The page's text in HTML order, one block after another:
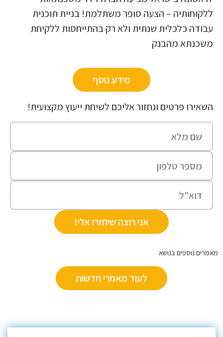
– הצעה סופר משתלמת! בניית תוכנית
כלכלית שנתית ולא רק בהתייחסות ללקיחת
מהבנק
מידע נוסף
פרטים ונחזור אליכם לשיחת ייעוץ מקצועית!
אני רוצה שיחזרו אלי!
נוספים בנושא
לעוד מאמרי חדשות